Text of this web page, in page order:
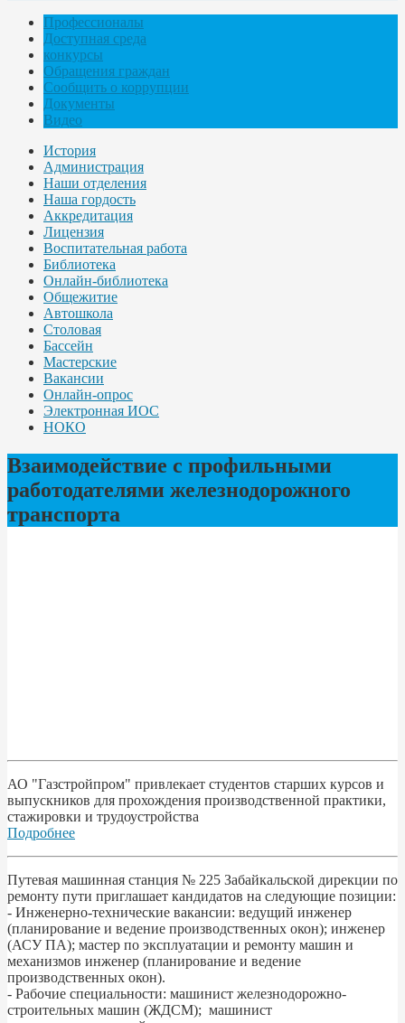
Профессионалы
Доступная среда
конкурсы
Обращения граждан
Сообщить о коррупции
Документы
Видео
История
Администрация
Наши отделения
Наша гордость
Аккредитация
Лицензия
Воспитательная работа
Библиотека
Онлайн-библиотека
Общежитие
Автошкола
Столовая
Бассейн
Мастерские
Вакансии
Онлайн-опрос
Электронная ИОС
НОКО
Взаимодействие с профильными
работодателями железнодорожного
транспорта
АО "Газстройпром" привлекает студентов старших курсов и
выпускников для прохождения производственной практики,
стажировки и трудоустройства
Подробнее
Путевая машинная станция № 225 Забайкальской дирекции по
ремонту пути приглашает кандидатов на следующие позиции:
- Инженерно-технические вакансии: ведущий инженер
(планирование и ведение производственных окон); инженер
(АСУ ПА); мастер по эксплуатации и ремонту машин и
механизмов инженер (планирование и ведение
производственных окон).
- Рабочие специальности: машинист железнодорожно-
строительных машин (ЖДСМ); машинист